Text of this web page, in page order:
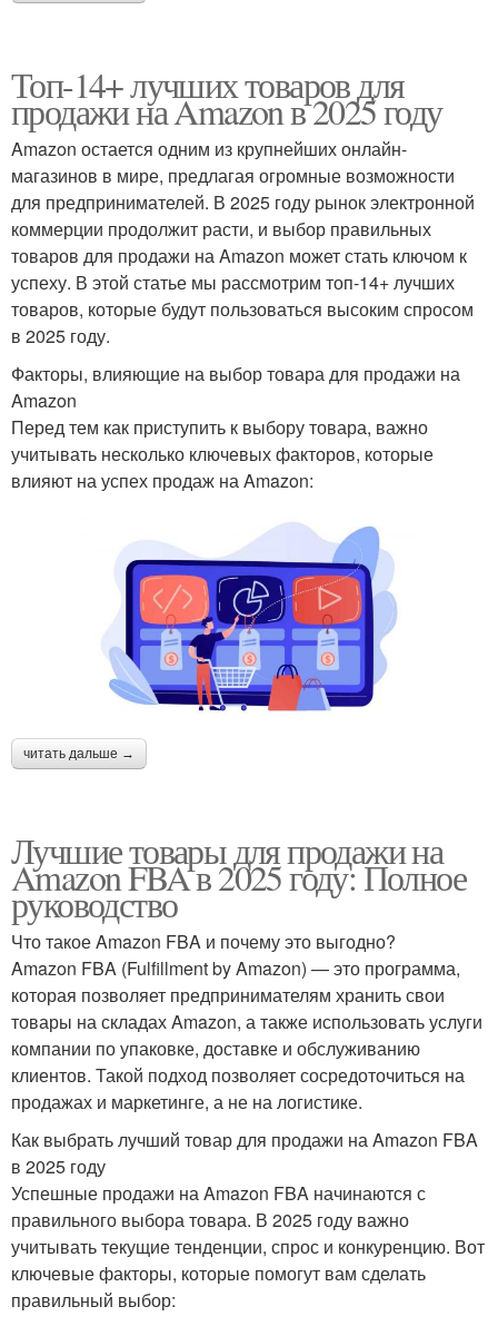
Топ-14+ лучших товаров для
продажи на Amazon в 2025 году
Amazon остается одним из крупнейших онлайн-
магазинов в мире, предлагая огромные возможности
для предпринимателей. В 2025 году рынок электронной
коммерции продолжит расти, и выбор правильных
товаров для продажи на Amazon может стать ключом к
успеху. В этой статье мы рассмотрим топ-14+ лучших
товаров, которые будут пользоваться высоким спросом
в 2025 году.
Факторы, влияющие на выбор товара для продажи на
Amazon
Перед тем как приступить к выбору товара, важно
учитывать несколько ключевых факторов, которые
влияют на успех продаж на Amazon:
читать дальше →
Лучшие товары для продажи на
Amazon FBA в 2025 году: Полное
руководство
Что такое Amazon FBA и почему это выгодно?
Amazon FBA (Fulfillment by Amazon) — это программа,
которая позволяет предпринимателям хранить свои
товары на складах Amazon, а также использовать услуги
компании по упаковке, доставке и обслуживанию
клиентов. Такой подход позволяет сосредоточиться на
продажах и маркетинге, а не на логистике.
Как выбрать лучший товар для продажи на Amazon FBA
в 2025 году
Успешные продажи на Amazon FBA начинаются с
правильного выбора товара. В 2025 году важно
учитывать текущие тенденции, спрос и конкуренцию. Вот
ключевые факторы, которые помогут вам сделать
правильный выбор: